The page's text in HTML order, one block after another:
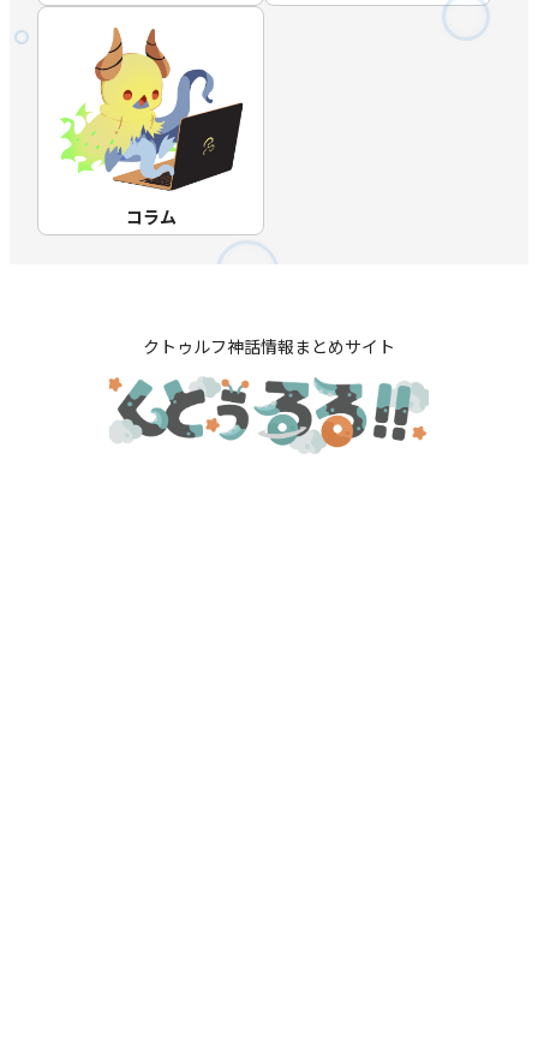
コラム
クトゥルフ神話情報まとめサイト